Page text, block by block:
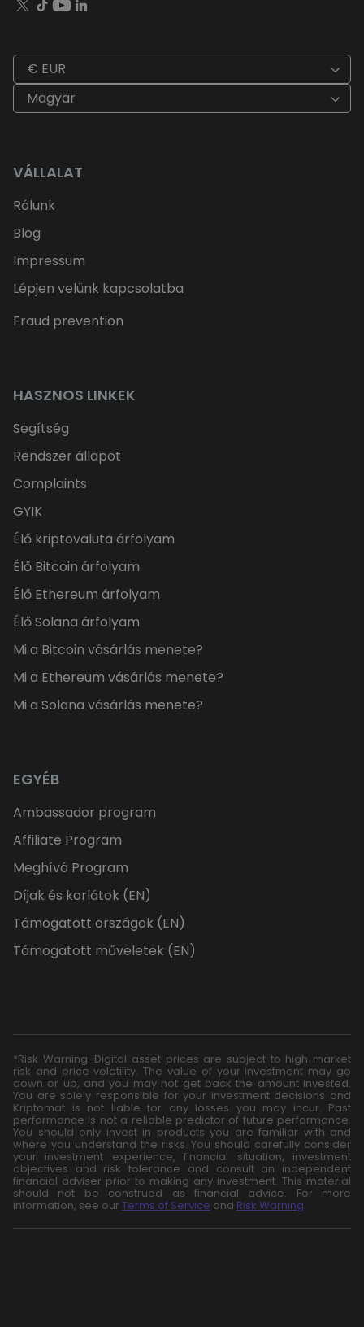
€ EUR
Magyar
VÁLLALAT
Rólunk
Blog
Impressum
Lépjen velünk kapcsolatba
Fraud prevention
HASZNOS LINKEK
Segítség
Rendszer állapot
Complaints
GYIK
Élő kriptovaluta árfolyam
Élő Bitcoin árfolyam
Élő Ethereum árfolyam
Élő Solana árfolyam
Mi a Bitcoin vásárlás menete?
Mi a Ethereum vásárlás menete?
Mi a Solana vásárlás menete?
EGYÉB
Ambassador program
Affiliate Program
Meghívó Program
Díjak és korlátok (EN)
Támogatott országok (EN)
Támogatott műveletek (EN)
*Risk Warning: Digital asset prices are subject to high market
risk and price volatility. The value of your investment may go
down or up, and you may not get back the amount invested.
You are solely responsible for your investment decisions and
Kriptomat is not liable for any losses you may incur. Past
performance is not a reliable predictor of future performance.
You should only invest in products you are familiar with and
where you understand the risks. You should carefully consider
your investment experience, financial situation, investment
objectives and risk tolerance and consult an independent
financial adviser prior to making any investment. This material
should not be construed as financial advice. For more
information, see our Terms of Service and Risk Warning.